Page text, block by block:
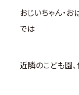
おじいちゃん・
では
近隣のこども園